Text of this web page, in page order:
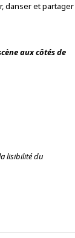
danser et partager
aux côtés de
lisibilité du